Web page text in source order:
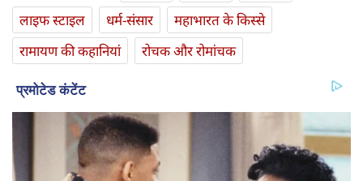
लाइफ स्‍टाइल
धर्म-संसार
महाभारत के किस्से
रामायण की कहानियां
रोचक और रोमांचक